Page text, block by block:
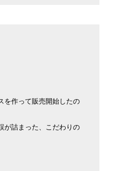
を作って販売開始したの
が詰まった、こだわりの